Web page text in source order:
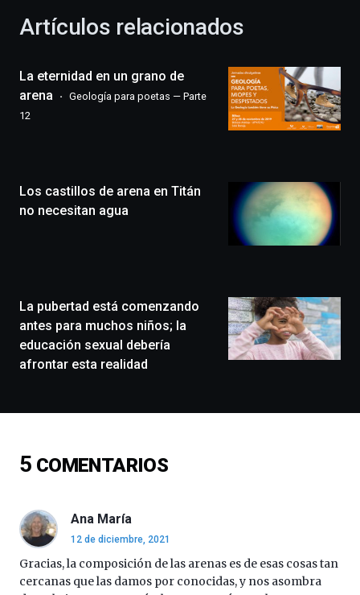
celebración
novena
edición
de
un
festival
monólogos,
exposiciones,
conferencias,
docufórums
y
ciencia
de
de
octubre.
La
iniciativa,
organizada
Artículos relacionados
La eternidad en un grano de
arena
Geología para poetas — Parte
12
Los castillos de arena en Titán
no necesitan agua
La pubertad está comenzando
antes para muchos niños; la
educación sexual debería
afrontar esta realidad
5 COMENTARIOS
Ana María
12 de diciembre, 2021
Gracias, la composición de las arenas es de esas cosas tan
cercanas que las damos por conocidas, y nos asombra